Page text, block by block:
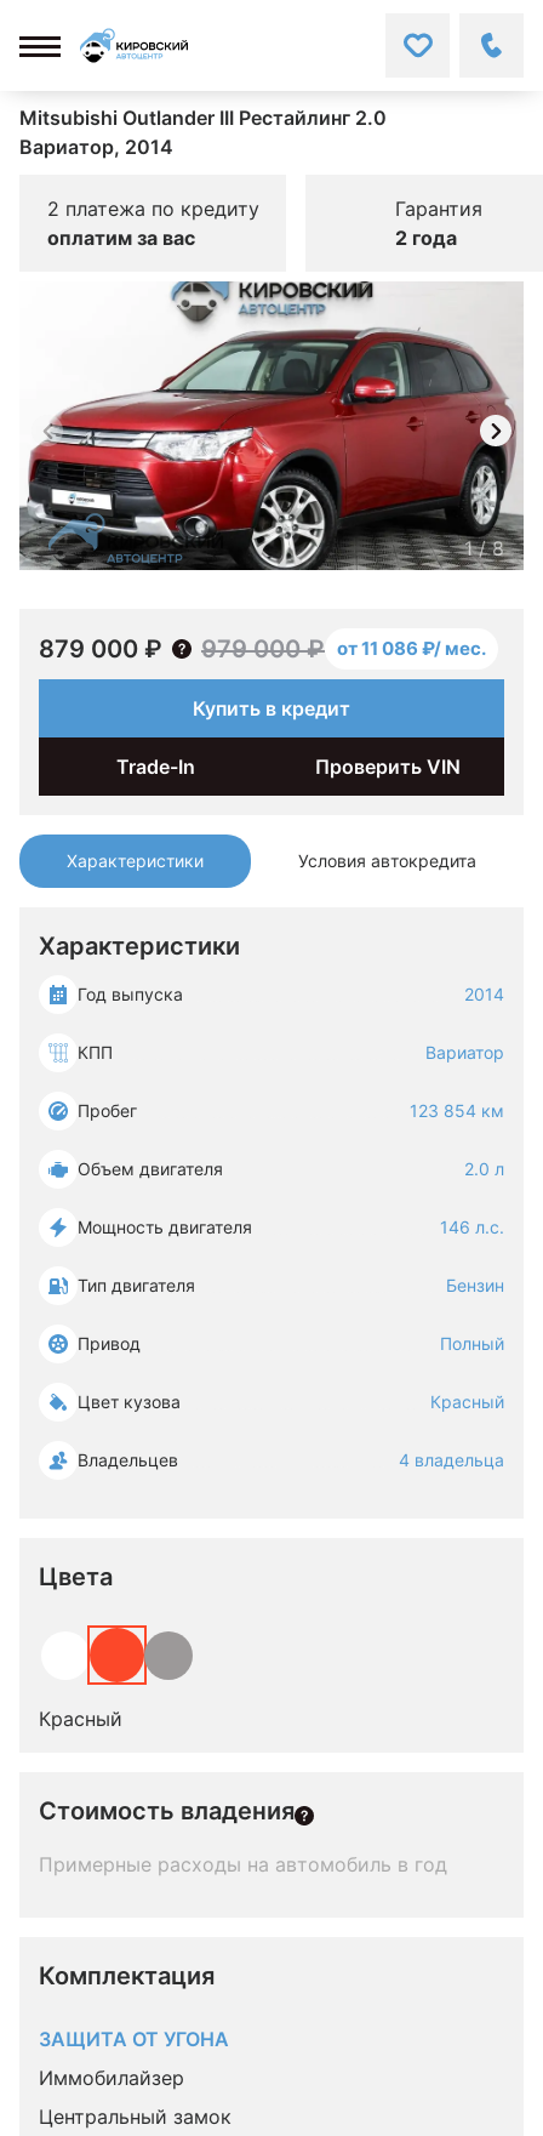
Mitsubishi Outlander III Рестайлинг 2.0
Вариатор, 2014
2 платежа по кредиту
оплатим за вас
Гарантия
2 года
Характеристики Условия автокредита
Характеристики
Год выпуска 2014
КПП Вариатор
Пробег 123 854 км
Объем двигателя 2.0 л
Мощность двигателя 146 л.с.
Тип двигателя Бензин
Привод Полный
Цвет кузова Красный
Владельцев 4 владельца
Цвета
Красный
Стоимость владения
Примерные расходы на автомобиль в год
Комплектация
ЗАЩИТА ОТ УГОНА
Иммобилайзер
Центральный замок
1/8
879 000 ₽ 979 000 ₽ от 11 086 ₽/ мес.
Купить в кредит
Trade-In Проверить VIN